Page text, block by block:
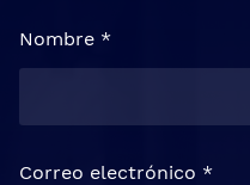
Nombre *
Correo electrónico *